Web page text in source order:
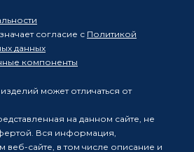
согласие с Политикой
данных
компоненты
может отличаться от
на данном сайте, не
Вся информация,
веб-сайте, в том числе описание и